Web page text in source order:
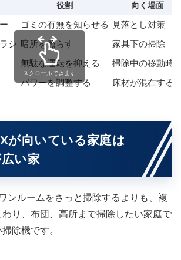
役割 向く場面
ゴミの有無を知らせる
見落とし対策
シ 暗所を照らす
家具下の掃除
無駄な運転を抑える
掃除中の移動時
パワーを調整する 床材が混在する
スクロールできます
が向いている家庭は
い家
ンルームをさっと掃除するよりも、複
り、布団、高所まで掃除したい家庭で
除機です。